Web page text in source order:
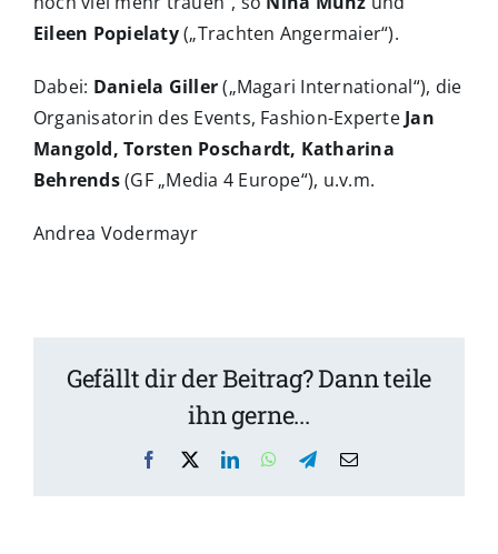
Eileen Popielaty(„Trachten Angermaier“).
Dabei: Daniela Giller(„Magari International“), die
Organisatorin des Events, Fashion-ExperteJan
Mangold, Torsten Poschardt, Katharina
Behrends(GF „Media 4 Europe“), u.v.m.
Andrea Vodermayr
Gefällt dir der Beitrag? Dann teile
ihn gerne...
Facebook
X LinkedInWhatsApp
TelegramEmail